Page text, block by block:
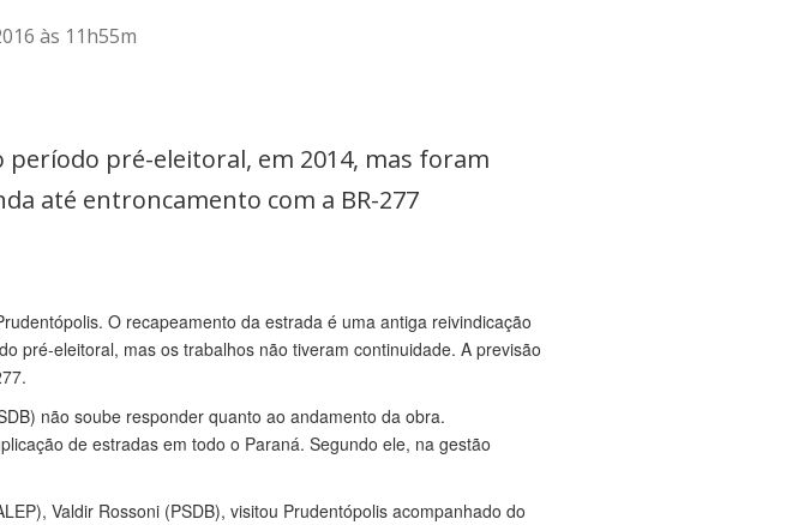
às 11h55m
pré-eleitoral, em 2014, mas foram
até entroncamento com a BR-277
O recapeamento da estrada é uma antiga reivindicação
pré-eleitoral, mas os trabalhos não tiveram continuidade. A previsão
não soube responder quanto ao andamento da obra.
de estradas em todo o Paraná. Segundo ele, na gestão
Valdir Rossoni (PSDB), visitou Prudentópolis acompanhado do